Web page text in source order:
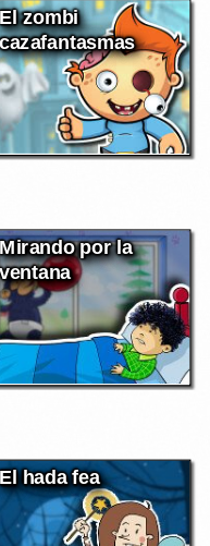
El zombi
cazafantasmas
Mirando por la
ventana
El hada fea